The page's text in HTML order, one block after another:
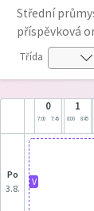
Střední
příspěvková
Třída
0
7:00 7:45
1
8:00 8:45
po
3.8.
V